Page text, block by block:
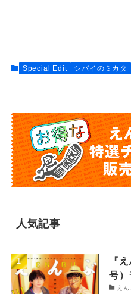
Special Edit シバイのミカタ
人気記事
『
号）
えん